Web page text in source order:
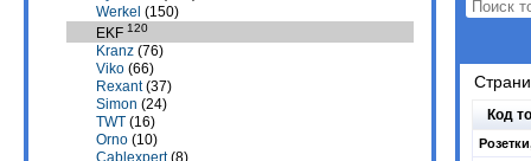
Werkel (150)
EKF 120
Kranz (76)
Viko (66)
Rexant(37)
Simon (24)
TWT (16)
Orno (10)
Cablexpert(8)
Код